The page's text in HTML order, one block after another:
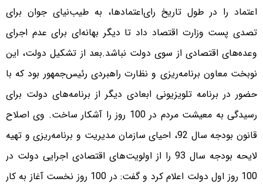
اعتماد را در طول تاریخ رای‌اعتمادها، به طیب‌نیای جوان برای
تصدی پست وزارت اقتصاد داد تا دیگر بهانه‌ای برای عدم اجرای
وعده‌های اقتصادی از سوی دولت نباشد.بعد از تشکیل دولت، این
نوبخت معاون برنامه‌ریزی و نظارت راهبردی رئیس‌جمهور بود که با
حضور در برنامه تلویزیونی ابعادی دیگر از برنامه‌های دولت برای
رسیدگی به معیشت مردم در 100 روز را آشکار ساخت. وی اصلاح
قانون بودجه سال 92، احیای سازمان مدیریت و برنامه‌ریزی و تهیه
لایحه بودجه سال 93 را از اولویت‌های اقتصادی اجرایی دولت در
100 روز اول دولت اعلام کرد و گفت: در 100 روز نخست آغاز به کار